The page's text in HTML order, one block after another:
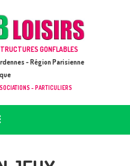
GONFLABLES
- Région Parisienne
- PARTICULIERS
24H)